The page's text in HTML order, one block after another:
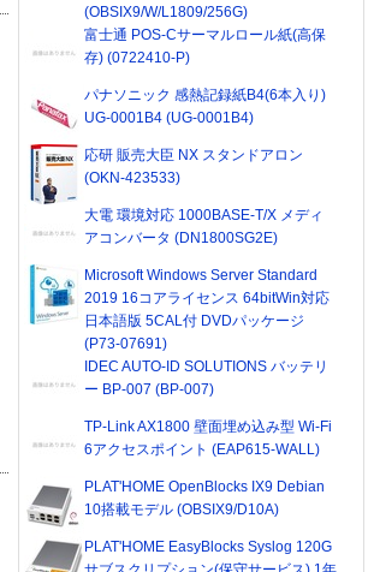
(OBSIX9/W/L1809/256G)
富士通 POS-Cサーマルロール紙(高保
存) (0722410-P)
パナソニック 感熱記録紙B4(6本入り)
UG-0001B4 (UG-0001B4)
応研 販売大臣 NX スタンドアロン
(OKN-423533)
大電 環境対応 1000BASE-T/X メディ
アコンバータ (DN1800SG2E)
Microsoft Windows Server Standard
2019 16コアライセンス 64bitWin対応
日本語版 5CAL付 DVDパッケージ
(P73-07691)
IDEC AUTO-ID SOLUTIONS バッテリ
ー BP-007 (BP-007)
TP-Link AX1800 壁面埋め込み型 Wi-Fi
6アクセスポイント (EAP615-WALL)
PLAT'HOME OpenBlocks IX9 Debian
10搭載モデル (OBSIX9/D10A)
PLAT'HOME EasyBlocks Syslog 120G